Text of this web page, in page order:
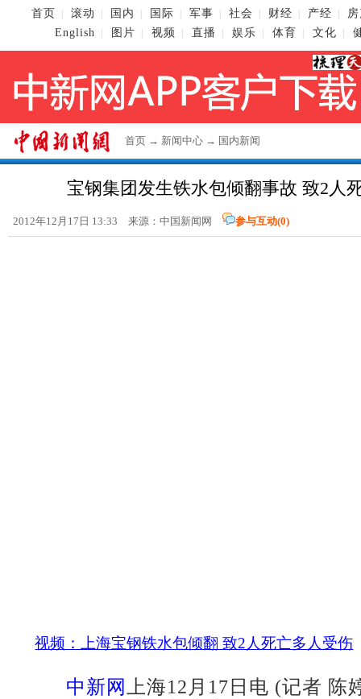
首页 滚动 国内 国际 军事 社会 财经 产经
English
图片 视频 直播 娱乐 体育 文化
首页 → 新闻中心 → 国内新闻
宝钢集团发生铁水包倾翻事故 致2人
2012年12月17日 13:33 来源： 中国新闻网 参与互动(0)
视频：上海宝钢铁水包倾翻 致2人死亡多人受伤
中新网 上海12月17日电 (记者 陈